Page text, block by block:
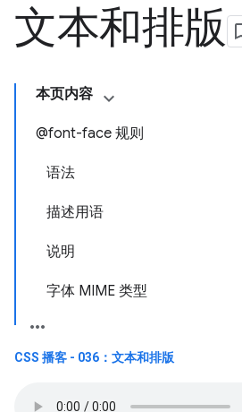
文本和排版
本页内容
@font-face 规则
语法
描述用语
说明
字体 MIME 类型
CSS 播客 - 036：文本和排版